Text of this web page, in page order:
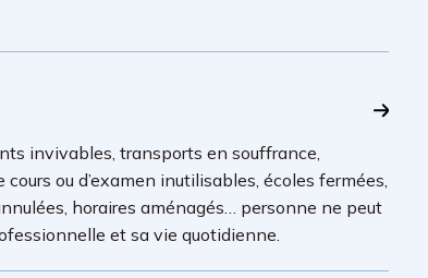
invivables, transports en souffrance,
ou d’examen inutilisables, écoles fermées,
horaires aménagés… personne ne peut
et sa vie quotidienne.